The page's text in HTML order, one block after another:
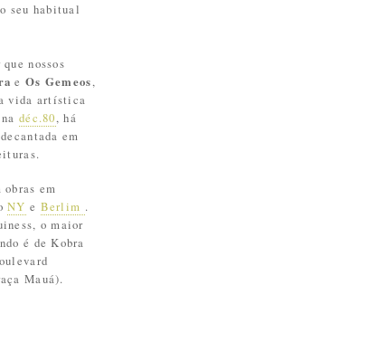
seu habitual
nossos
e Os Gemeos,
vida artística
déc.80, há
em
obras em
NY e Berlim .
o maior
é de Kobra
Mauá).